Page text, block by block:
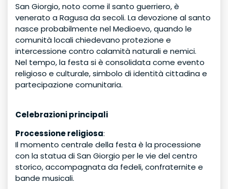
San Giorgio, noto come il santo guerriero, è
venerato a Ragusa da secoli. La devozione al santo
nasce probabilmente nel Medioevo, quando le
comunità locali chiedevano protezione e
intercessione contro calamità naturali e nemici.
Nel tempo, la festa si è consolidata come evento
religioso e culturale, simbolo di identità cittadina e
partecipazione comunitaria.
Celebrazioni principali
Processione religiosa:
Il momento centrale della festa è la processione
con la statua di San Giorgio per le vie del centro
storico, accompagnata da fedeli, confraternite e
bande musicali.